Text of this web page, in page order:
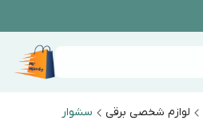
لوازم شخصی برقی سشوار